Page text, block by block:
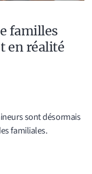
familles
en réalité
sont désormais
familiales.